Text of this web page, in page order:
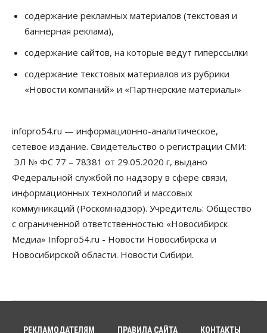
Работодатели Новосибирска заявили в центры
занятости почти 32 тысячи вакансий
09 Августа 2026, 09:00
Спрос на машино-места в
Новосибирской области вырос в полтора раза
08 Августа 2026, 18:00
К современному юридическому образованию в
России возникает много вопросов
08 Августа 2026, 17:00
Общество
Новосибирские вузы опубликовали
приказы о зачислении на бюджетные места
08 Августа 2026, 16:00
Общество Технологии
Искусственный интеллект впервые выписал
штраф за борщевик
08 Августа 2026, 13:00
содержание рекламных материалов (текстовая и
баннерная реклама),
содержание сайтов, на которые ведут гиперссылки
содержание текстовых материалов из рубрики
«Новости компаний» и «Партнерские материалы»
infopro54.ru — информационно-аналитическое,
сетевое издание. Свидетельство о регистрации СМИ:
ЭЛ № ФС 77 – 78381 от 29.05.2020 г, выдано
Федеральной службой по надзору в сфере связи,
информационных технологий и массовых
коммуникаций (Роскомнадзор). Учредитель: Общество
с ограниченной ответственностью «Новосибирск
Медиа» Infopro54.ru - Новости Новосибирска и
Новосибирской области. Новости Сибири.
РЕКЛАМОДАТЕЛЯМ ПРАВИЛА САЙТА КОНТАКТЫ